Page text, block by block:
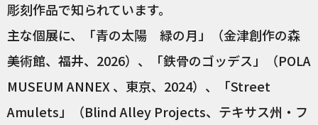
彫刻作品で知られています。
主な個展に、「青の太陽 緑の月」（金津創作の森
美術館、福井、2026）、「鉄骨のゴッデス」（POLA
MUSEUM ANNEX 、東京、2024）、「Street
Amulets」（Blind Alley Projects、テキサス州・フ